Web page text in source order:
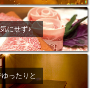
にせず♪
ったりと